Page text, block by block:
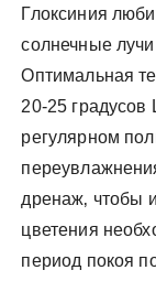
Глоксиния
солнечные
Оптимальная
20-25 градусов
регулярном
дренаж‚ чтобы
цветения
период покоя